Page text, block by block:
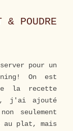
& POUDRE
pour un
On est
la recette
j'ai ajouté
seulement
au plat, mais